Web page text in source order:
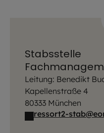
Stabsstelle
Leitung: Benedikt
Kapellenstraße 4
80333 München
ressort2-